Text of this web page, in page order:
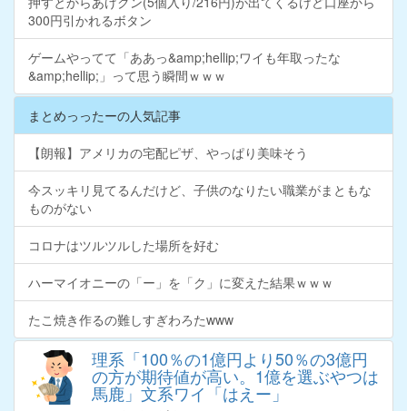
300円引かれるボタン
ゲームやってて「ああっ&amp;hellip;ワイも年取ったな
&amp;hellip;」って思う瞬間ｗｗｗ
まとめっったーの人気記事
【朗報】アメリカの宅配ピザ、やっぱり美味そう
今スッキリ見てるんだけど、子供のなりたい職業がまともな
ものがない
コロナはツルツルした場所を好む
ハーマイオニーの「ー」を「ク」に変えた結果ｗｗｗ
たこ焼き作るの難しすぎわろたwww
理系「100％の1億円より50％の3億円
の方が期待値が高い。1億を選ぶやつは
馬鹿」文系ワイ「はえー」